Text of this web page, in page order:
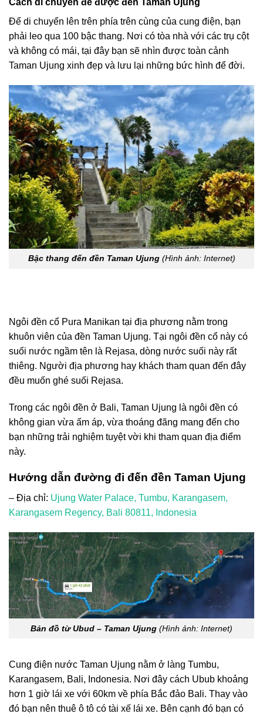
Cách di chuyển để được đền Taman Ujung
Để di chuyển lên trên phía trên cùng của cung điện, bạn
phải leo qua 100 bậc thang. Nơi có tòa nhà với các trụ cột
và không có mái, tại đây bạn sẽ nhìn được toàn cảnh
Taman Ujung xinh đẹp và lưu lại những bức hình để đời.
Bậc thang đến đền Taman Ujung(Hình ảnh: Internet)
Ngôi đền cổ Pura Manikan tại địa phương nằm trong
khuôn viên của đền Taman Ujung. Tại ngôi đền cổ này có
suối nước ngầm tên là Rejasa, dòng nước suối này rất
thiêng. Người địa phương hay khách tham quan đến đây
đều muốn ghé suối Rejasa.
Trong các ngôi đền ở Bali, Taman Ujung là ngôi đền có
không gian vừa ấm áp, vừa thoáng đãng mang đến cho
bạn những trải nghiệm tuyệt vời khi tham quan địa điểm
này.
Hướng dẫn đường đi đến đền Taman Ujung
– Địa chỉ: Ujung Water Palace, Tumbu, Karangasem,
Karangasem Regency, Bali 80811, Indonesia
Bản đồ từ Ubud – Taman Ujung (Hình ảnh: Internet)
Cung điện nước Taman Ujung nằm ở làng Tumbu,
Karangasem, Bali, Indonesia. Nơi đây cách Ubub khoảng
hơn 1 giờ lái xe với 60km về phía Bắc đảo Bali. Thay vào
đó bạn nên thuê ô tô có tài xế lái xe. Bên cạnh đó bạn có